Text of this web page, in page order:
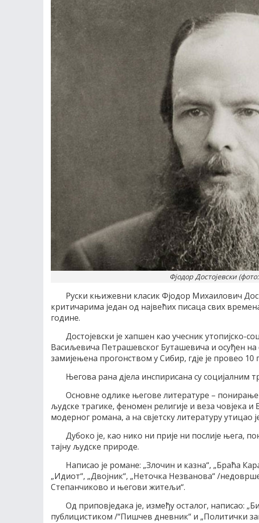
Фјодор Достојевски
Руски књижевни класик Фјодор Михаилович
критичарима један од највећих писаца свих
године.
Достојевски је хапшен као учесник утопијско-
Васиљевича Петрашевског Буташевича и осуђен на
замијењена прогонством у Сибир, гдје је провео 10
Његова рана дјела инспирисана су социјалним
Основне одлике његове литературе – понирање
људске трагике, феномен религије и веза човјека и
модерног романа, а на свјетску литературу утицао
Дубоко је, као нико ни прије ни послије њега,
тајну људске природе.
Написао је романе: „Злочин и казна“, „Браћа
„Идиот“, „Двојник“, „Неточка Незванова“ /
Степанчиково и његови житељи“.
Од приповједака је, између осталог, написао:
публицистиком /“Пишчев дневник“ и „Политички